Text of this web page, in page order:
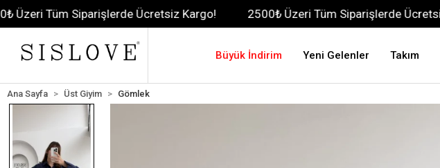
Ücretsiz Kargo! 2500₺ Üzeri Tüm Siparişlerde Ücretsiz Kargo!
Büyük İndirim Yeni Gelenler Takım
Ana Sayfa Üst Giyim Gömlek